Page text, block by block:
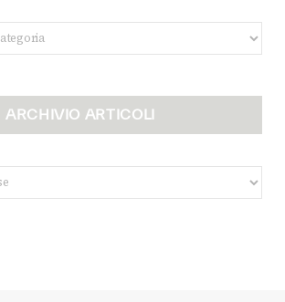
ARCHIVIO ARTICOLI